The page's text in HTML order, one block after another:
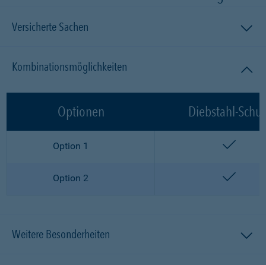
Versicherte Sachen
Kombinationsmöglichkeiten
Optionen Diebstahl-
Option 1
Option 2
Weitere Besonderheiten